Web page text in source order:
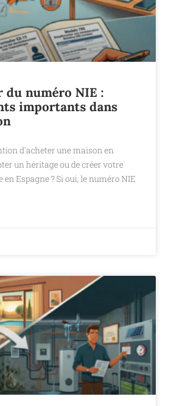
du numéro NIE :
importants dans
d'acheter une maison en
un héritage ou de créer votre
Espagne ? Si oui, le numéro NIE